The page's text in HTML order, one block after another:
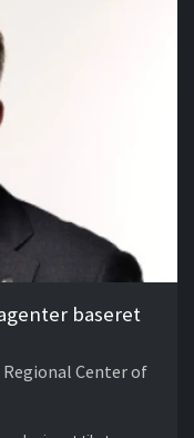
baseret
Regional Center of